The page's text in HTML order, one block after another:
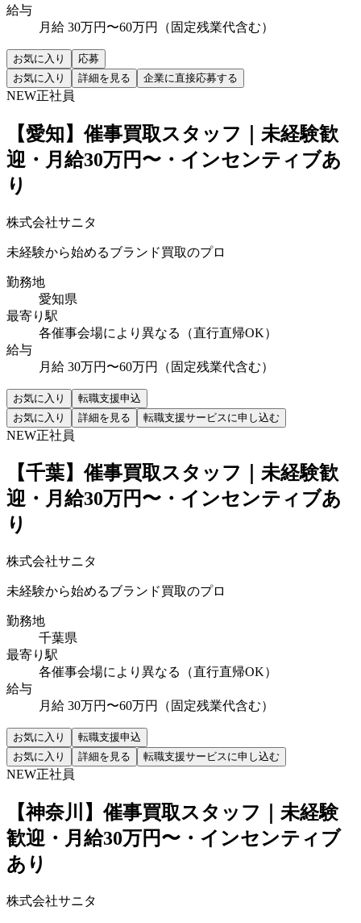
給与
月給 30万円〜60万円（固定残業代含む）
お気に入り
応募
お気に入り
詳細を見る 企業に直接応募する
NEW正社員
【愛知】催事買取スタッフ｜未経験歓
迎・月給30万円〜・インセンティブあ
り
株式会社サニタ
未経験から始めるブランド買取のプロ
勤務地
愛知県
最寄り駅
各催事会場により異なる（直行直帰OK）
給与
月給 30万円〜60万円（固定残業代含む）
お気に入り
転職支援申込
お気に入り
詳細を見る 転職支援サービスに申し込む
NEW正社員
【千葉】催事買取スタッフ｜未経験歓
迎・月給30万円〜・インセンティブあ
り
株式会社サニタ
未経験から始めるブランド買取のプロ
勤務地
千葉県
最寄り駅
各催事会場により異なる（直行直帰OK）
給与
月給 30万円〜60万円（固定残業代含む）
お気に入り
転職支援申込
お気に入り
詳細を見る 転職支援サービスに申し込む
NEW正社員
【神奈川】催事買取スタッフ｜未経験
歓迎・月給30万円〜・インセンティブ
あり
株式会社サニタ